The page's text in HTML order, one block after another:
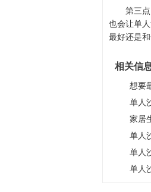
第三
也会让单
最好还是
相关信
想要
单人
家居
单人
单人
单人